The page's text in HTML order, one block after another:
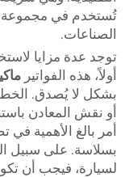
تُستخدم في مجموعة
الصناعات.
توجد عدة مزايا
أولاً، هذه الفواتير
بشكل لا يُصدق.
أو نقش المعادن
أمر بالغ الأهمية
بسلاسة. على سبيل
لسيارة، فيجب أن